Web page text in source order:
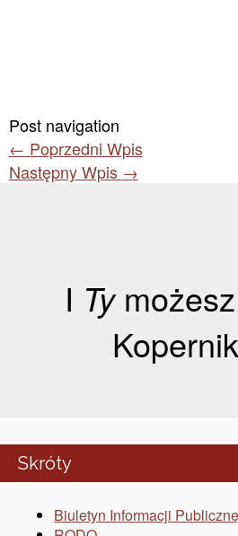
Post navigation
← Poprzedni Wpis
Następny Wpis →
I Ty
Skróty
Biuletyn Informacji